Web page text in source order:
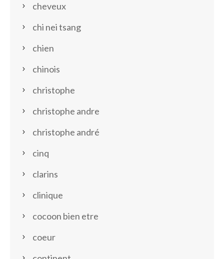
cheveux
chi nei tsang
chien
chinois
christophe
christophe andre
christophe andré
cinq
clarins
clinique
cocoon bien etre
coeur